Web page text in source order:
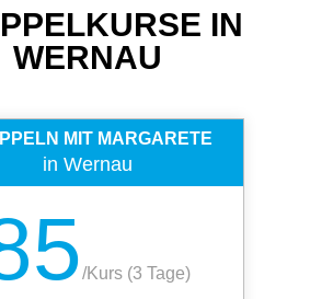
IN
WERNAU
MIT MARGARETE
in Wernau
/Kurs (3 Tage)